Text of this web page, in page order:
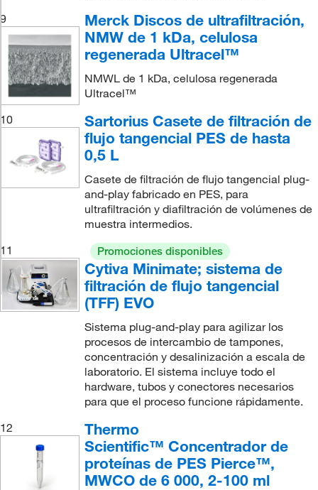
9
Merck Discos de ultrafiltración,
NMW de 1 kDa, celulosa
regenerada Ultracel™
NMWL de 1 kDa, celulosa regenerada
Ultracel™
10
Sartorius Casete de filtración de
flujo tangencial PES de hasta
0,5 L
Casete de filtración de flujo tangencial plug-
and-play fabricado en PES, para
ultrafiltración y diafiltración de volúmenes de
muestra intermedios.
11
Promociones disponibles
Cytiva Minimate; sistema de
filtración de flujo tangencial
(TFF) EVO
Sistema plug-and-play para agilizar los
procesos de intercambio de tampones,
concentración y desalinización a escala de
laboratorio. El sistema incluye todo el
hardware, tubos y conectores necesarios
para que el proceso funcione rápidamente.
12
Thermo
Scientific™ Concentrador de
proteínas de PES Pierce™,
MWCO de 6 000, 2-100 ml